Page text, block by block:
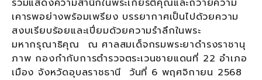
เคารพอย่างพร้อมเพรียง บรรยากาศเป็นไปด้วยความ
สงบเรียบร้อยและเปี่ยมด้วยความรำลึกในพระ
มหากรุณาธิคุณ ณ ศาลสมเด็จกรมพระยาดำรงราชานุ
ภาพ กองกำกับการตำรวจตระเวนชายแดนที่ 22 อำเภอ
เมือง จังหวัดอุบลราชธานี วันที่ 6 พฤศจิกายน 2568